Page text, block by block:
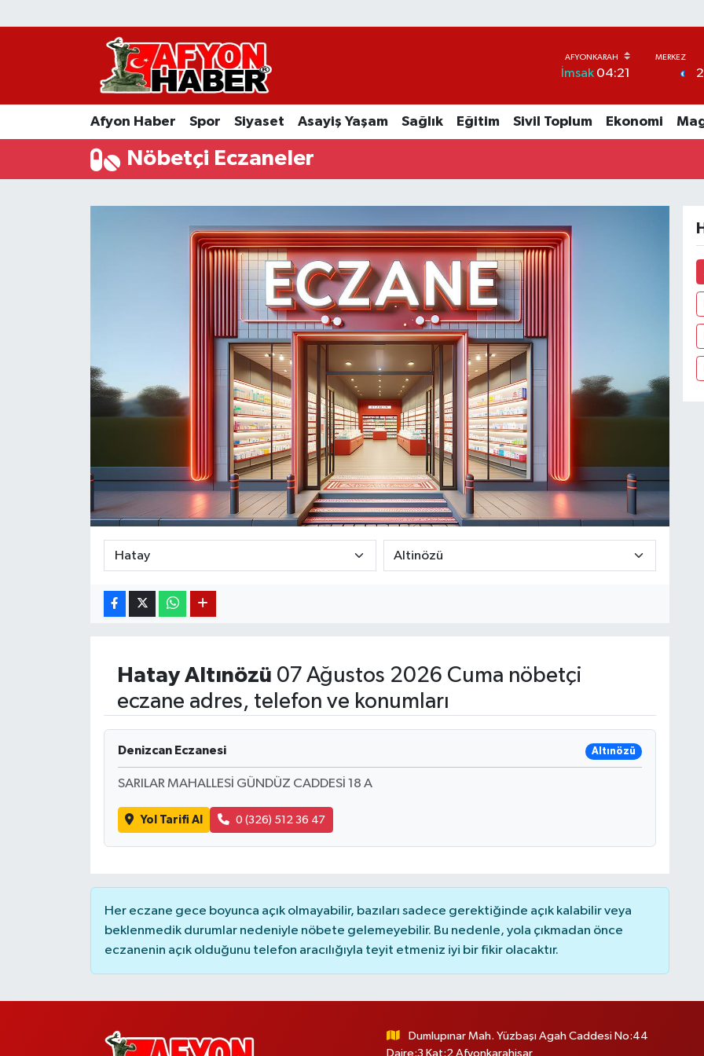
İmsak04:21
Afyon Haber Spor Siyaset Asayiş Yaşam Sağlık Eğitim Sivil Toplum Ekonomi
Nöbetçi Eczaneler
Hatay Altınözü 07 Ağustos 2026 Cuma nöbetçi
eczane adres, telefon ve konumları
Denizcan Eczanesi Altınözü
SARILAR MAHALLESİ GÜNDÜZ CADDESİ 18 A
Yol Tarifi Al 0 (326) 512 36 47
Her eczane gece boyunca açık olmayabilir, bazıları sadece gerektiğinde açık kalabilir veya
beklenmedik durumlar nedeniyle nöbete gelemeyebilir. Bu nedenle, yola çıkmadan önce
eczanenin açık olduğunu telefon aracılığıyla teyit etmeniz iyi bir fikir olacaktır.
Dumlupınar Mah. Yüzbaşı Agah Caddesi No:44
Daire:3 Kat:2 Afyonkarahisar
Afyon Haber
Spor
Asayiş Yaşam
Magazin